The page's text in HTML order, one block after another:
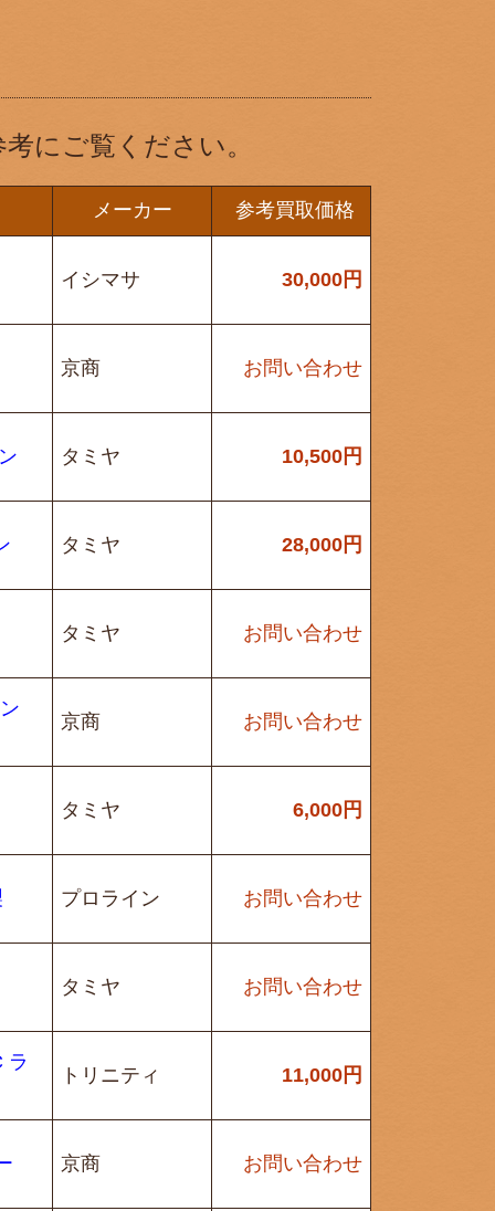
にご覧ください。
メーカー 参考買取価格
イシマサ 30,000円
京商 お問い合わせ
タミヤ 10,500円
タミヤ 28,000円
タミヤ お問い合わせ
京商 お問い合わせ
タミヤ 6,000円
プロライン お問い合わせ
タミヤ お問い合わせ
ラ
トリニティ 11,000円
京商 お問い合わせ